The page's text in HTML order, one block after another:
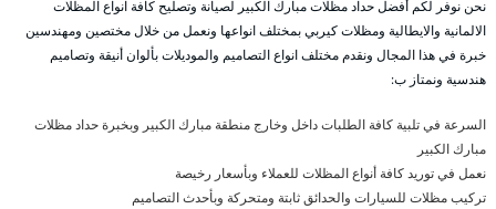
نحن نوفر لكم أفضل حداد مظلات مبارك الكبير لصيانة وتصليح كافة انواع المظلات
الالمانية والايطالية ومظلات كيربي بمختلف انواعها ونعمل من خلال مختصين ومهندسين
خبرة في هذا المجال ونقدم مختلف انواع التصاميم والموديلات بألوان أنيقة وتصاميم
هندسية ونمتاز ب:
السرعة في تلبية كافة الطلبات داخل وخارج منطقة مبارك الكبير وبخبرة حداد مظلات
مبارك الكبير
نعمل في توريد كافة أنواع المظلات للعملاء وبأسعار رخيصة
تركيب مظلات للسيارات والحدائق ثابتة ومتحركة وبأحدث التصاميم